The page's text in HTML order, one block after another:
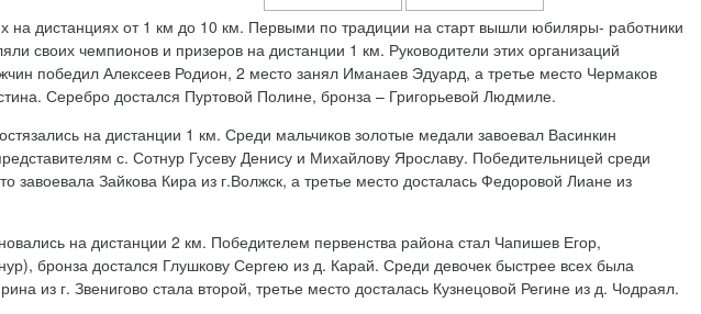
дистанциях от 1 км до 10 км. Первыми по традиции на старт вышли юбиляры- работники
своих чемпионов и призеров на дистанции 1 км. Руководители этих организаций
победил Алексеев Родион, 2 место занял Иманаев Эдуард, а третье место Чермаков
Серебро достался Пуртовой Полине, бронза – Григорьевой Людмиле.
на дистанции 1 км. Среди мальчиков золотые медали завоевал Васинкин
с. Сотнур Гусеву Денису и Михайлову Ярославу. Победительницей среди
завоевала Зайкова Кира из г.Волжск, а третье место досталась Федоровой Лиане из
на дистанции 2 км. Победителем первенства района стал Чапишев Егор,
бронза достался Глушкову Сергею из д. Карай. Среди девочек быстрее всех была
из г. Звенигово стала второй, третье место досталась Кузнецовой Регине из д. Чодраял.